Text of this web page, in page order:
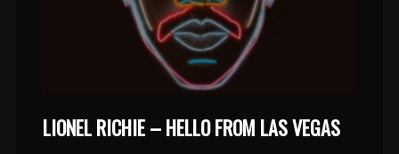
LIONEL RICHIE – HELLO FROM LAS VEGAS